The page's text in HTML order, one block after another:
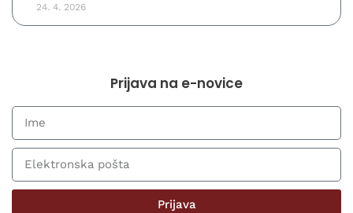
24. 4. 2026
Prijava na e-novice
Prijava